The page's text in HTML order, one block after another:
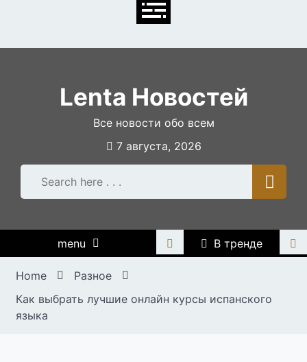
Lenta Новостей
Все новости обо всем
7 августа, 2026
menu В тренде
Home
Разное
Как выбрать лучшие онлайн курсы испанского
языка